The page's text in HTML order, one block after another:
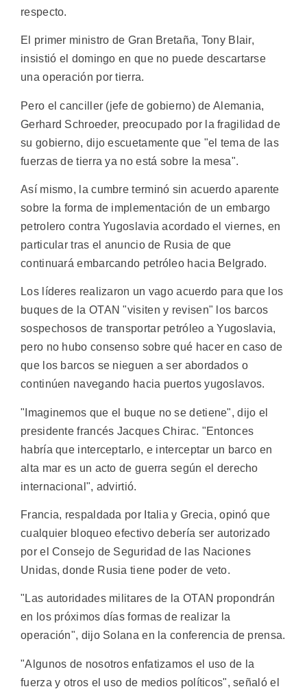
respecto.
El primer ministro de Gran Bretaña, Tony Blair,
insistió el domingo en que no puede descartarse
una operación por tierra.
Pero el canciller (jefe de gobierno) de Alemania,
Gerhard Schroeder, preocupado por la fragilidad de
su gobierno, dijo escuetamente que "el tema de las
fuerzas de tierra ya no está sobre la mesa".
Así mismo, la cumbre terminó sin acuerdo aparente
sobre la forma de implementación de un embargo
petrolero contra Yugoslavia acordado el viernes, en
particular tras el anuncio de Rusia de que
continuará embarcando petróleo hacia Belgrado.
Los líderes realizaron un vago acuerdo para que los
buques de la OTAN "visiten y revisen" los barcos
sospechosos de transportar petróleo a Yugoslavia,
pero no hubo consenso sobre qué hacer en caso de
que los barcos se nieguen a ser abordados o
continúen navegando hacia puertos yugoslavos.
"Imaginemos que el buque no se detiene", dijo el
presidente francés Jacques Chirac. "Entonces
habría que interceptarlo, e interceptar un barco en
alta mar es un acto de guerra según el derecho
internacional", advirtió.
Francia, respaldada por Italia y Grecia, opinó que
cualquier bloqueo efectivo debería ser autorizado
por el Consejo de Seguridad de las Naciones
Unidas, donde Rusia tiene poder de veto.
"Las autoridades militares de la OTAN propondrán
en los próximos días formas de realizar la
operación", dijo Solana en la conferencia de prensa.
"Algunos de nosotros enfatizamos el uso de la
fuerza y otros el uso de medios políticos", señaló el